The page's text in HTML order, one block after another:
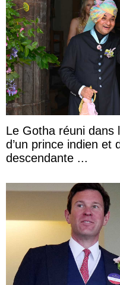
Le Gotha réuni dans
d’un prince indien et
descendante ...